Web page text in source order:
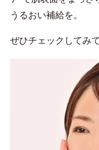
うるおい補給を。
ぜひチェックしてみて